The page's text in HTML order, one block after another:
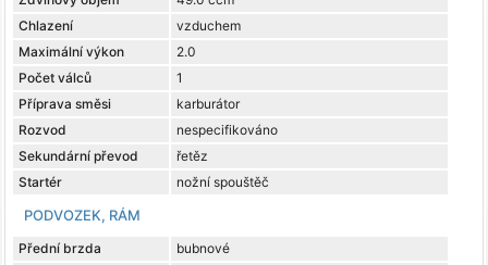
Chlazení
vzduchem
Maximální výkon
2.0
Počet válců
1
Příprava směsi
karburátor
Rozvod
nespecifikováno
Sekundární převod
řetěz
Startér
nožní spouštěč
PODVOZEK, RÁM
Přední brzda
bubnové